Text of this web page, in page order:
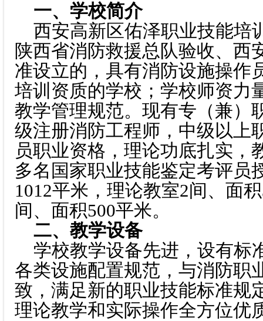
一、学校简介
西安高新区佑泽职业技能培
陕西省消防救援总队验收、西
准设立的，具有消防设施操作
培训资质的学校；学校师资力
教学管理规范。现有专（兼）
级注册消防工程师，中级以上
员职业资格，理论功底扎实，
多名国家职业技能鉴定考评员
1012平米，理论教室2间、面
间、面积500平米。
二、教学设备
学校教学设备先进，设有标
各类设施配置规范，与消防职
致，满足新的职业技能标准规
理论教学和实际操作全方位优